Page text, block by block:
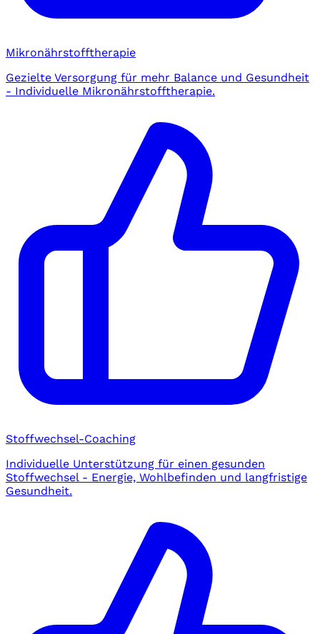
Mikronährstofftherapie
Gezielte Versorgung für mehr Balance und Gesundheit
- Individuelle Mikronährstofftherapie.
Stoffwechsel-Coaching
Individuelle Unterstützung für einen gesunden
Stoffwechsel - Energie, Wohlbefinden und langfristige
Gesundheit.